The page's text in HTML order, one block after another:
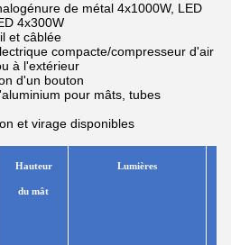
de métal 4x1000W, LED
4x300W
et câblée
compacte/compresseur d'air
à l'extérieur
d'un bouton
pour mâts, tubes
et virage disponibles
Hauteur
du mât
Lumières